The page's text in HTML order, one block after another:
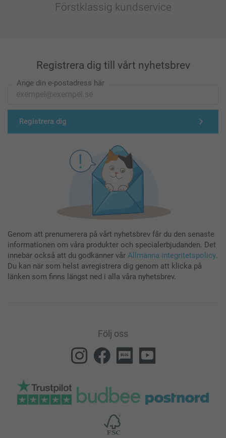
Förstklassig kundservice
Registrera dig till vårt nyhetsbrev
Ange din e-postadress här
Registrera dig
Genom att prenumerera på vårt nyhetsbrev får du den senaste
informationen om våra produkter och specialerbjudanden. Det
innebär också att du godkänner vår Allmänna integritetspolicy.
Du kan när som helst avregistrera dig genom att klicka på
länken som finns längst ned i alla våra nyhetsbrev.
Följ oss